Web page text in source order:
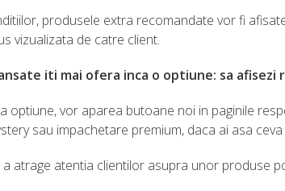
produsele extra recomandate vor fi
vizualizata de catre client.
iti mai ofera inca o optiune: sa afisezi
optiune, vor aparea butoane noi in paginile
sau impachetare premium, daca ai asa ceva
atrage atentia clientilor asupra unor produse